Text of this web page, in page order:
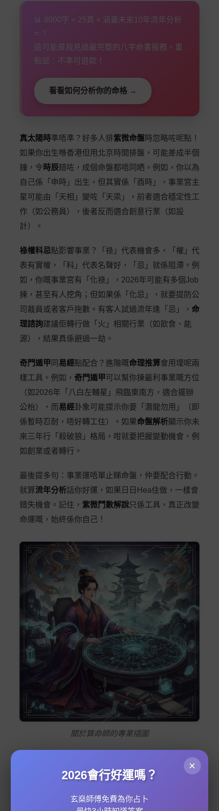
📊 8000字 × 25頁 × 涵蓋未來10年流年分析
= ？
這可能是我見過最完整的八字命書服務。重
點是：不準可退款！
看看如何分析你的命格 →
真太陽時準唔準？好多人排紫微命盤時忽略咗呢點！
如果你出生喺香港但用北京時間排盤，可能差成半個
鐘，令 時辰錯咗，成個命盤都唔同晒。例如，你以為
自己係「申時」出生，但其實係「酉時」，事業宮主
星可能由「天相」變咗「天梁」，前者適合穩定性工
作（如公務員），後者反而適合創意行業（如設
計）。
祿權科忌點影響事業？「祿」代表機會多，「權」代
表有實權，「科」代表名聲好，「忌」就係阻滯。例
如，你嘅事業宮有「化祿」，2026年可能有多個Job
揀，甚至有人挖角；但如果係「化忌」，就要提防公
司裁員或者客戶拖數。有客人試過流年逢「忌」， 命
理諮詢建議佢轉行做「火」相關行業（如飲食、能
源），結果真係避過一劫。
奇門遁甲 同 易經點配合？進階嘅命理推算會用埋呢兩
樣工具。例如， 奇門遁甲可以幫你揀最利事業嘅方位
（如2026年「八白左輔星」飛臨東南方，適合擺辦
公枱），而易經卦象可能提示你要「潛龍勿用」（即
係暫時忍耐，唔好轉工住）。如果命盤解析顯示你未
來三年行「殺破狼」格局，咁就要把握變動機會，例
如創業或者轉行。
最後提多句：事業運唔單止睇命盤，仲要配合行動。
就算流年分析話你好運，如果日日Hea住做，一樣會
錯失機會。記住， 紫微鬥數解說只係工具，真正改變
命運嘅，始終係你自己！
關於算命師的專業插圖
姻緣運精準預測
嘅姻緣運預測，真係可以話係
×
2026會行好運嗎？
玄燊師傅免費為你占卜